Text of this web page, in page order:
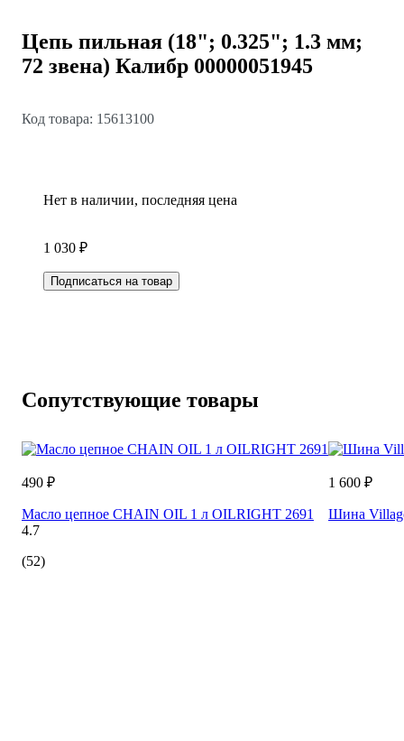
Цепь пильная (18"; 0.325"; 1.3 мм;
72 звена) Калибр 00000051945
Код товара: 15613100
Нет в наличии, последняя цена
1 030 ₽
Подписаться на товар
Сопутствующие товары
490 ₽
Масло цепное CHAIN OIL 1 л OILRIGHT 2691
4.7
(52)
1 600 ₽
Шина